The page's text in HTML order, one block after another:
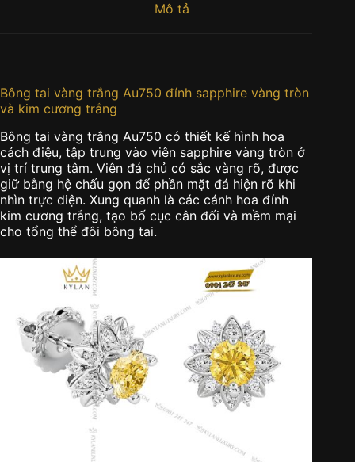
Mô tả
Bông tai vàng trắng Au750 đính sapphire vàng tròn
và kim cương trắng
Bông tai vàng trắng Au750 có thiết kế hình hoa
cách điệu, tập trung vào viên sapphire vàng tròn ở
vị trí trung tâm. Viên đá chủ có sắc vàng rõ, được
giữ bằng hệ chấu gọn để phần mặt đá hiện rõ khi
nhìn trực diện. Xung quanh là các cánh hoa đính
kim cương trắng, tạo bố cục cân đối và mềm mại
cho tổng thể đôi bông tai.